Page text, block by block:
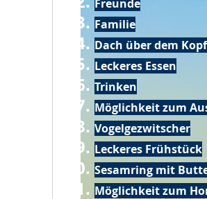
Freunde
Familie
Dach über dem Kopf
Leckeres Essen
Trinken
Möglichkeit zum
Vogelgezwitscher
Leckeres Frühstück
Sesamring mit
Möglichkeit zum